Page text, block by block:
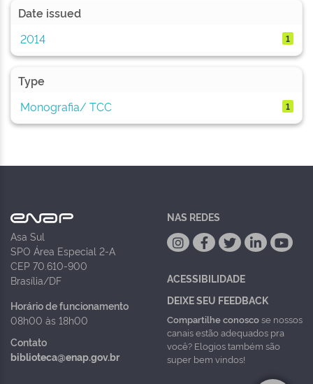
Date issued
2014
1
Type
Monografia/ TCC
1
Asa Sul
SPO Área Especial 2-A
CEP 70.610-900
Brasília/DF
Horário de funcionamento
08h00 às 18h00
Contato
biblioteca@enap.gov.br
NAS REDES
ACESSIBILIDADE
DEIXE SEU FEEDBACK
Compartilhe conoscose nossos
canais estão adequados pra
você? Elogios também são
super bem vindos!